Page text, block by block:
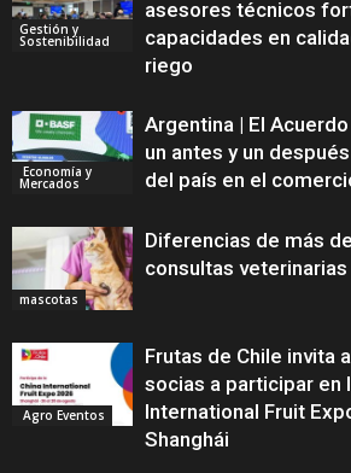
Gestión y
Sostenibilidad
asesores técnicos
capacidades en
riego
Economía y
Mercados
Argentina | El
un antes y un
del país en el
mascotas
Diferencias de más
consultas veterinarias
Agro Eventos
Frutas de Chile invita
socias a participar en
International Fruit
Shanghái